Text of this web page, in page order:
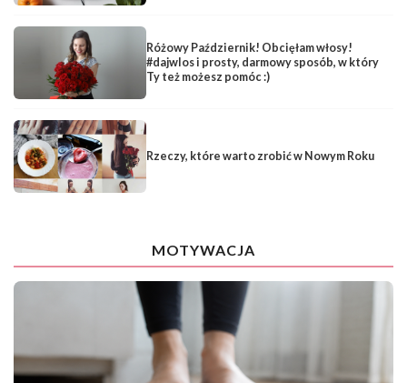
Różowy Październik! Obcięłam włosy!
#dajwlos i prosty, darmowy sposób, w który
Ty też możesz pomóc :)
Rzeczy, które warto zrobić w Nowym Roku
MOTYWACJA